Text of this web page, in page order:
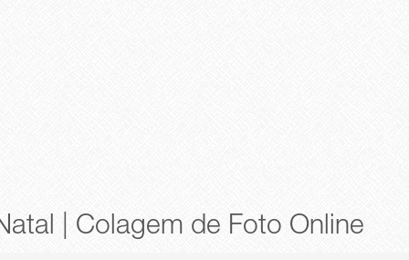
| Colagem de Foto Online